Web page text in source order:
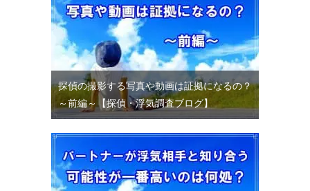
探偵の撮影する写真や動画は証拠になるの？
～前編～【探偵・浮気調査ブログ】